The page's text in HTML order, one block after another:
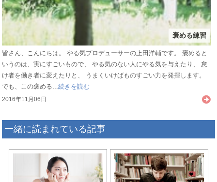
褒める練習
皆さん、こんにちは。 やる気プロデューサーの上田洋輔です。 褒めると
いうのは、実にすごいもので、 やる気のない人にやる気を与えたり、 怠
け者を働き者に変えたりと、 うまくいけばものすごい力を発揮します。
でも、この褒める...続きを読む
2016年11月06日
一緒に読まれている記事